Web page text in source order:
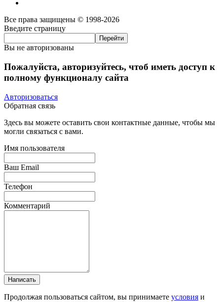
Все права защищены © 1998-2026
Введите страницу
Вы не авторизованы
Пожалуйста, авторизуйтесь, чтоб иметь доступ к
полному функционалу сайта
Авторизоваться
Обратная связь
Здесь вы можете оставить свои контактные данные, чтобы мы
могли связаться с вами.
Имя пользователя
Ваш Email
Телефон
Комментарий
Написать
Продолжая пользоваться сайтом, вы принимаете условия и